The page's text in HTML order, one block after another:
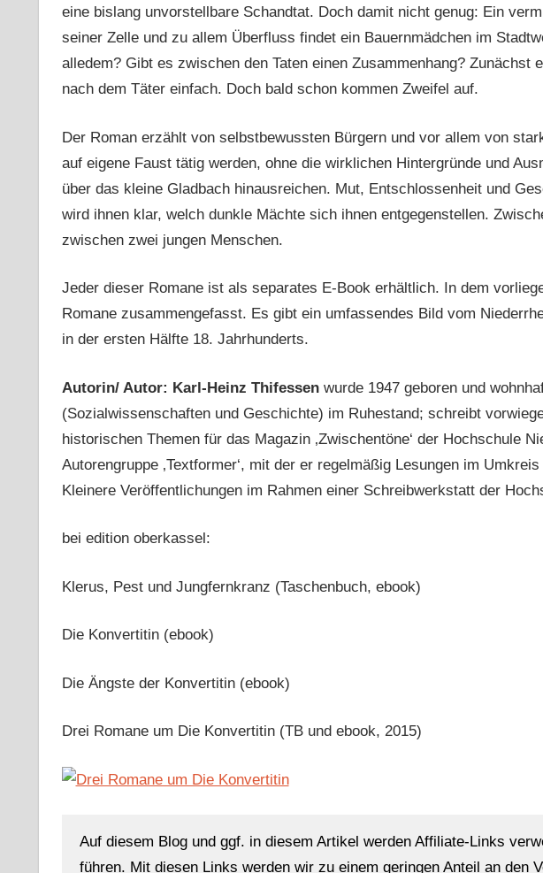
eine bislang unvorstellbare Schandtat. Doch damit nicht genug: Ein
seiner Zelle und zu allem Überfluss findet ein Bauernmädchen im
alledem? Gibt es zwischen den Taten einen Zusammenhang? Zunächst
nach dem Täter einfach. Doch bald schon kommen Zweifel auf.
Der Roman erzählt von selbstbewussten Bürgern und vor allem von
auf eigene Faust tätig werden, ohne die wirklichen Hintergründe und
über das kleine Gladbach hinausreichen. Mut, Entschlossenheit und
wird ihnen klar, welch dunkle Mächte sich ihnen entgegenstellen.
zwischen zwei jungen Menschen.
Jeder dieser Romane ist als separates E-Book erhältlich. In dem
Romane zusammengefasst. Es gibt ein umfassendes Bild vom
in der ersten Hälfte 18. Jahrhunderts.
Autorin/ Autor: Karl-Heinz Thifessenwurde 1947 geboren und
(Sozialwissenschaften und Geschichte) im Ruhestand; schreibt
historischen Themen für das Magazin ‚Zwischentöne‘ der Hochschule
Autorengruppe ‚Textformer‘, mit der er regelmäßig Lesungen im
Kleinere Veröffentlichungen im Rahmen einer Schreibwerkstatt der
bei edition oberkassel:
Klerus, Pest und Jungfernkranz (Taschenbuch, ebook)
Die Konvertitin (ebook)
Die Ängste der Konvertitin (ebook)
Drei Romane um Die Konvertitin (TB und ebook, 2015)
Auf diesem Blog und ggf. in diesem Artikel werden Affiliate-Links
führen. Mit diesen Links werden wir zu einem geringen Anteil an den